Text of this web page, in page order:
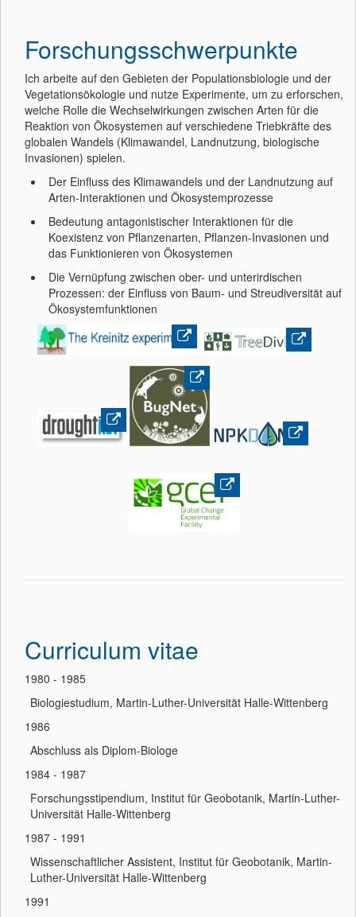
Forschungsschwerpunkte
Ich arbeite auf den Gebieten der Populationsbiologie und der
Vegetationsökologie und nutze Experimente, um zu erforschen,
welche Rolle die Wechselwirkungen zwischen Arten für die
Reaktion von Ökosystemen auf verschiedene Triebkräfte des
globalen Wandels (Klimawandel, Landnutzung, biologische
Invasionen) spielen.
Der Einfluss des Klimawandels und der Landnutzung auf
Arten-Interaktionen und Ökosystemprozesse
Bedeutung antagonistischer Interaktionen für die
Koexistenz von Pflanzenarten, Pflanzen-Invasionen und
das Funktionieren von Ökosystemen
Die Vernüpfung zwischen ober- und unterirdischen
Prozessen: der Einfluss von Baum- und Streudiversität auf
Ökosystemfunktionen
Curriculum vitae
1980 - 1985
Biologiestudium, Martin-Luther-Universität Halle-Wittenberg
1986
Abschluss als Diplom-Biologe
1984 - 1987
Forschungsstipendium, Institut für Geobotanik, Martin-Luther-
Universität Halle-Wittenberg
1987 - 1991
Wissenschaftlicher Assistent, Institut für Geobotanik, Martin-
Luther-Universität Halle-Wittenberg
1991